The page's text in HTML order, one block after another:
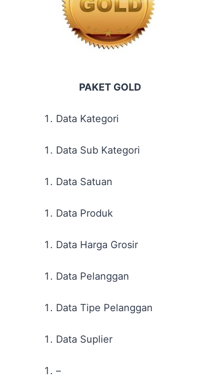
PAKET GOLD
Data Kategori
Data Sub Kategori
Data Satuan
Data Produk
Data Harga Grosir
Data Pelanggan
Data Tipe Pelanggan
Data Suplier
–